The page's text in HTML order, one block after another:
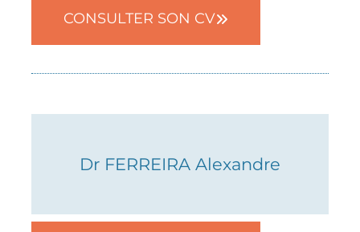
05 82 52 36 42
CONSULTER SON CV
Dr FERREIRA Alexandre